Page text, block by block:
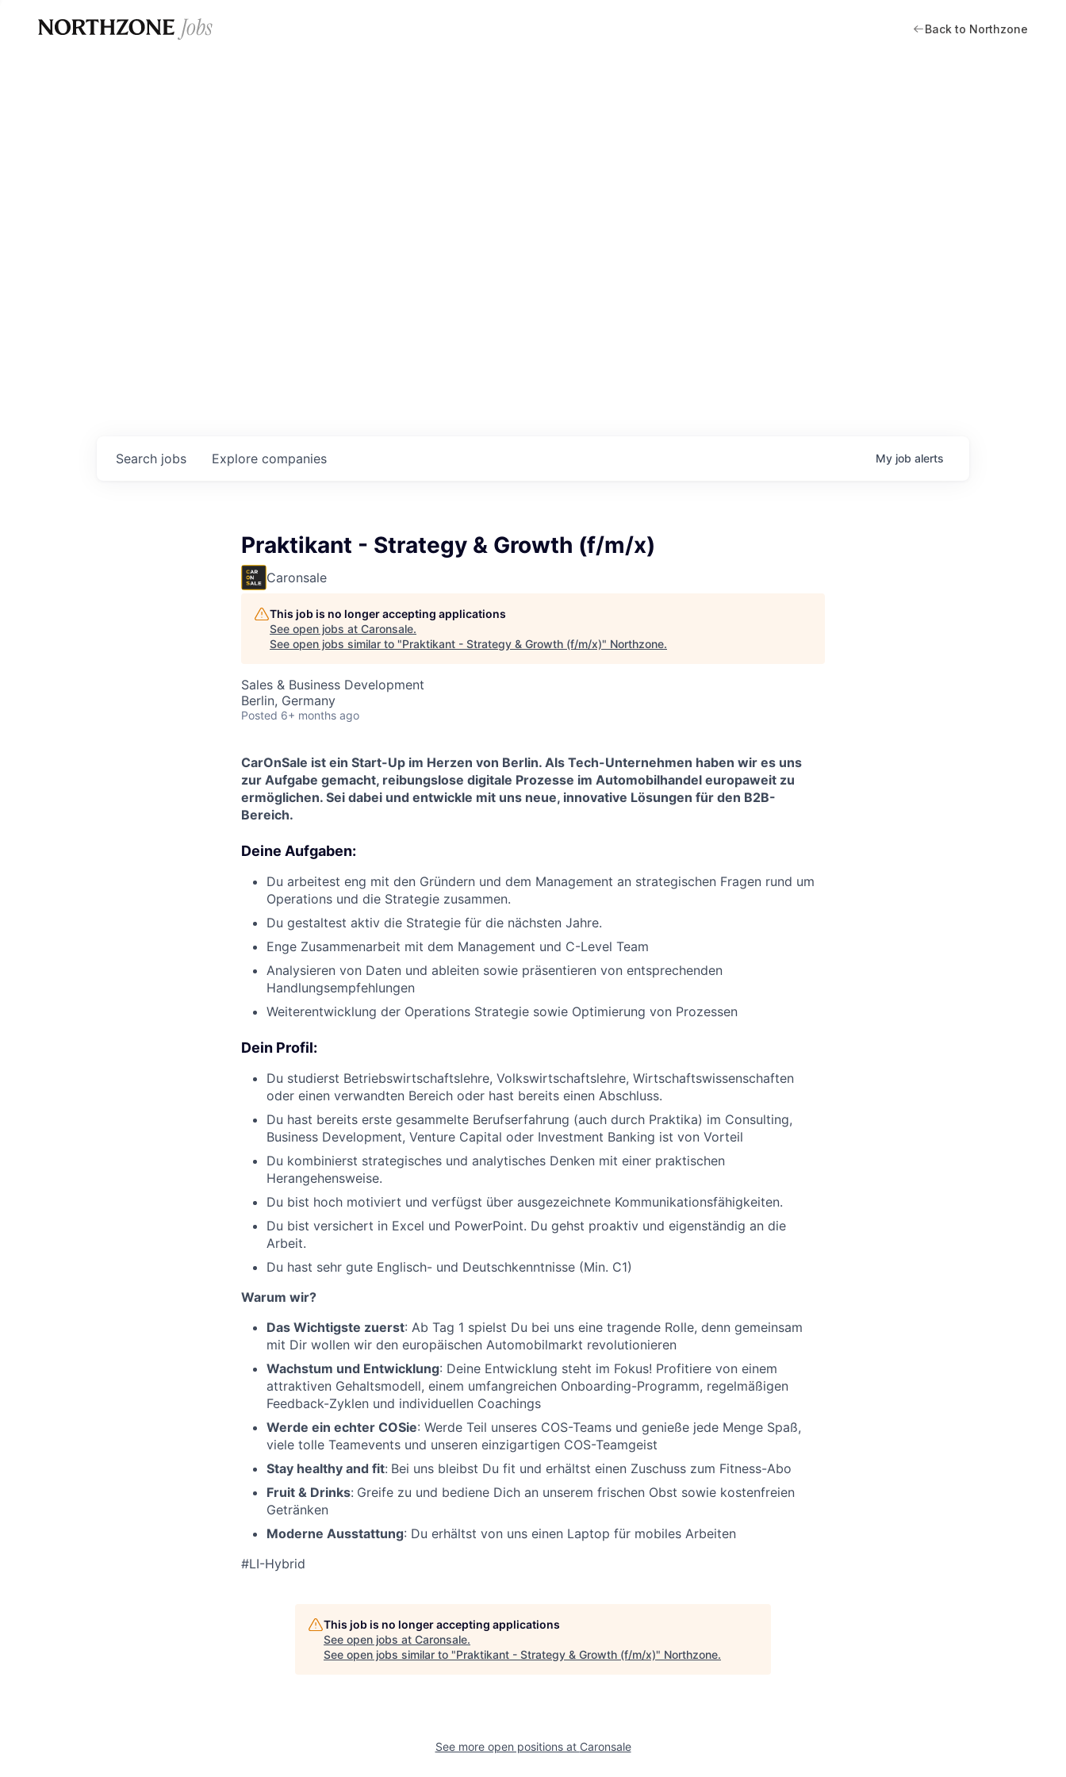
Back to Northzone
Search jobs Explore companies My job alerts
Praktikant - Strategy & Growth (f/m/x)
Caronsale
This job is no longer accepting applications
See open jobs at Caronsale.
See open jobs similar to "Praktikant - Strategy & Growth (f/m/x)" Northzone.
Sales & Business Development
Berlin, Germany
Posted 6+ months ago
CarOnSale ist ein Start-Up im Herzen von Berlin. Als Tech-Unternehmen haben wir es uns
zur Aufgabe gemacht, reibungslose digitale Prozesse im Automobilhandel europaweit zu
ermöglichen. Sei dabei und entwickle mit uns neue, innovative Lösungen für den B2B-
Bereich.
Deine Aufgaben:
Du arbeitest eng mit den Gründern und dem Management an strategischen Fragen rund um
Operations und die Strategie zusammen.
Du gestaltest aktiv die Strategie für die nächsten Jahre.
Enge Zusammenarbeit mit dem Management und C-Level Team
Analysieren von Daten und ableiten sowie präsentieren von entsprechenden
Handlungsempfehlungen
Weiterentwicklung der Operations Strategie sowie Optimierung von Prozessen
Dein Profil:
Du studierst Betriebswirtschaftslehre, Volkswirtschaftslehre, Wirtschaftswissenschaften
oder einen verwandten Bereich oder hast bereits einen Abschluss.
Du hast bereits erste gesammelte Berufserfahrung (auch durch Praktika) im Consulting,
Business Development, Venture Capital oder Investment Banking ist von Vorteil
Du kombinierst strategisches und analytisches Denken mit einer praktischen
Herangehensweise.
Du bist hoch motiviert und verfügst über ausgezeichnete Kommunikationsfähigkeiten.
Du bist versichert in Excel und PowerPoint. Du gehst proaktiv und eigenständig an die
Arbeit.
Du hast sehr gute Englisch- und Deutschkenntnisse (Min. C1)
Warum wir?
Das Wichtigste zuerst: Ab Tag 1 spielst Du bei uns eine tragende Rolle, denn gemeinsam
mit Dir wollen wir den europäischen Automobilmarkt revolutionieren
Wachstum und Entwicklung: Deine Entwicklung steht im Fokus! Profitiere von einem
attraktiven Gehaltsmodell, einem umfangreichen Onboarding-Programm, regelmäßigen
Feedback-Zyklen und individuellen Coachings
Werde ein echter COSie: Werde Teil unseres COS-Teams und genieße jede Menge Spaß,
viele tolle Teamevents und unseren einzigartigen COS-Teamgeist
Stay healthy and fit: Bei uns bleibst Du fit und erhältst einen Zuschuss zum Fitness-Abo
Fruit & Drinks: Greife zu und bediene Dich an unserem frischen Obst sowie kostenfreien
Getränken
Moderne Ausstattung: Du erhältst von uns einen Laptop für mobiles Arbeiten
#LI-Hybrid
This job is no longer accepting applications
See open jobs at Caronsale.
See open jobs similar to "Praktikant - Strategy & Growth (f/m/x)" Northzone.
See more open positions at Caronsale